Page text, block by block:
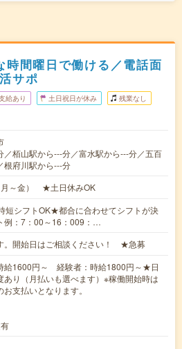
時間曜日で働ける／電話面
サポ
給あり 土日祝日が休み 残業なし
／栢山駅から---分／富水駅から---分／五百
根府川駅から---分
月～金） ★土日休みOK
短シフトOK★都合に合わせてシフトが決
例：7：00～16：009：…
。開始日はご相談ください！ ★急募
給1600円～ 経験者：時給1800円～★日
あり（月払いも選べます）※稼働開始時は
支払いとなります。